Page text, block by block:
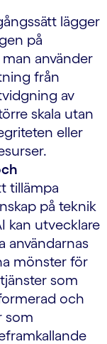
lägger
på
använder
från
av
skala utan
eller
tillämpa
på teknik
kan utvecklare
användarnas
mönster för
som
och
som